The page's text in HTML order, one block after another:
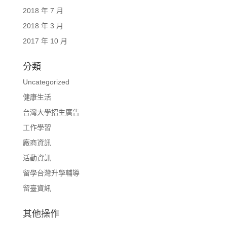
2018 年 7 月
2018 年 3 月
2017 年 10 月
分類
Uncategorized
健康生活
台灣大學招生廣告
工作學習
廠商資訊
活動資訊
留學台灣升學輔導
留臺資訊
其他操作